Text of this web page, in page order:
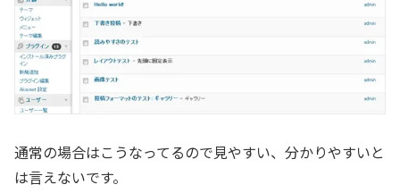
通常の場合はこうなってるので見やすい、分かりやすいと
は言えないです。